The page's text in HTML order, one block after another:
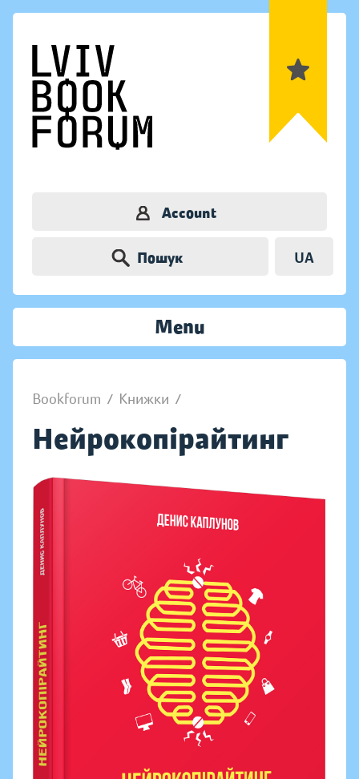
Account
Пошук UA
Menu
Bookforum / Книжки /
Нейрокопірайтинг